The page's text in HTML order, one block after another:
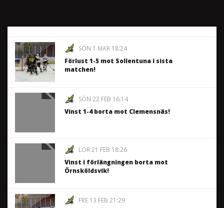
SÖN 1 MAR 18:24
Förlust 1-5 mot Sollentuna i sista
matchen!
SÖN 22 FEB 16:14
Vinst 1-4 borta mot Clemensnäs!
LÖR 21 FEB 18:26
Vinst i förlängningen borta mot
Örnsköldsvik!
FRE 13 FEB 21:29